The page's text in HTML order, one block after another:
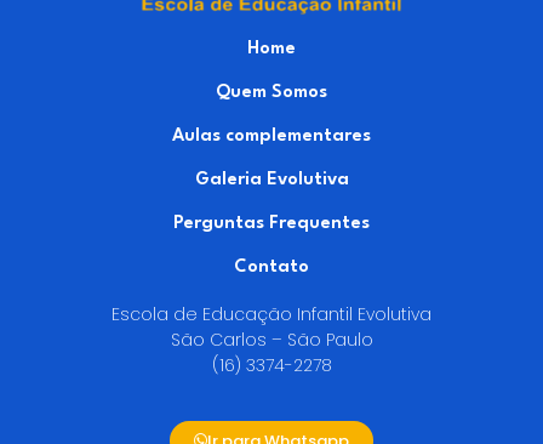
Home
Quem Somos
Aulas complementares
Galeria Evolutiva
Perguntas Frequentes
Contato
Escola de Educação Infantil Evolutiva
São Carlos – São Paulo
(16) 3374-2278